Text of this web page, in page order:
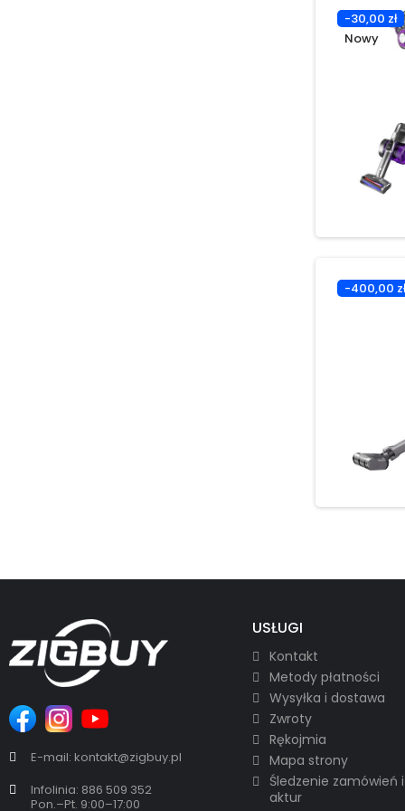
-30,00 zł
Nowy
-400,00 zł
E-mail: kontakt@zigbuy.pl
Infolinia: 886 509 352
Pon.–Pt. 9:00–17:00
USŁUGI
Kontakt
Metody płatności
Wysyłka i dostawa
Zwroty
Rękojmia
Mapa strony
Śledzenie zamówień
aktur